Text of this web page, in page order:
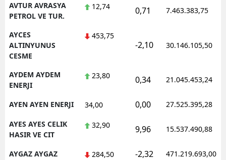
AVTUR AVRASYA
PETROL VE TUR.
12,74 0,71 7.463.383,75
AYCES
ALTINYUNUS
CESME
453,75
-2,10 30.146.105,50
AYDEM AYDEM
ENERJI
23,80 0,34 21.045.453,24
AYEN AYEN ENERJI 34,00 0,00 27.525.395,28
AYES AYES CELIK
HASIR VE CIT
32,90 9,96 15.537.490,88
AYGAZ AYGAZ 284,50 -2,32 471.219.693,00